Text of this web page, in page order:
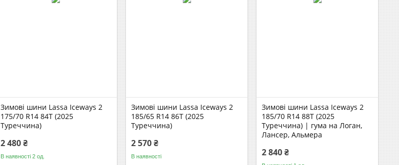
Зимові шини Lassa Iceways 2
175/70 R14 84T (2025
Туреччина)
2 480 ₴
В наявності 2 од.
Зимові шини Lassa Iceways 2
185/65 R14 86T (2025
Туреччина)
2 570 ₴
В наявності
Зимові шини Lassa Iceways 2
185/70 R14 88T (2025
Туреччина) | гума на Логан,
Лансер, Альмера
2 840 ₴